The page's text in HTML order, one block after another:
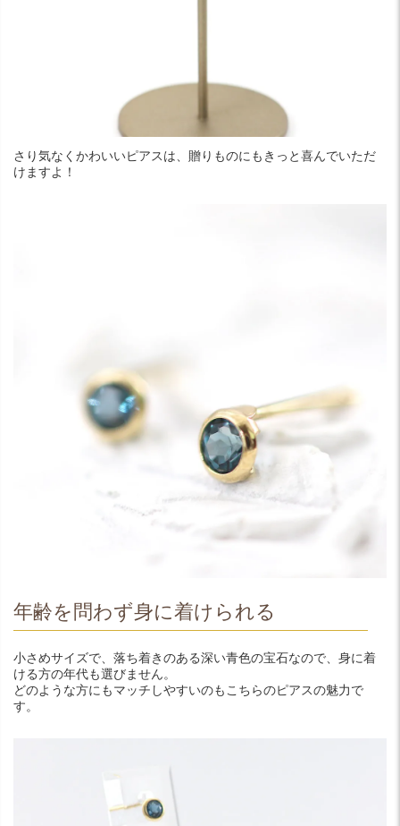
さり気なくかわいいピアスは、贈りものにもきっと喜んでいただ
けますよ！
年齢を問わず身に着けられる
小さめサイズで、落ち着きのある深い青色の宝石なので、身に着
ける方の年代も選びません。
どのような方にもマッチしやすいのもこちらのピアスの魅力で
す。